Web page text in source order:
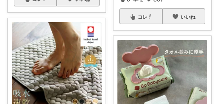
コレ いいね